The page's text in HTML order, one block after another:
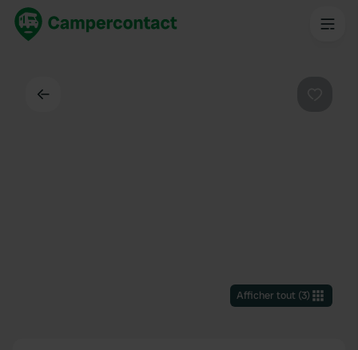
Afficher tout(3)